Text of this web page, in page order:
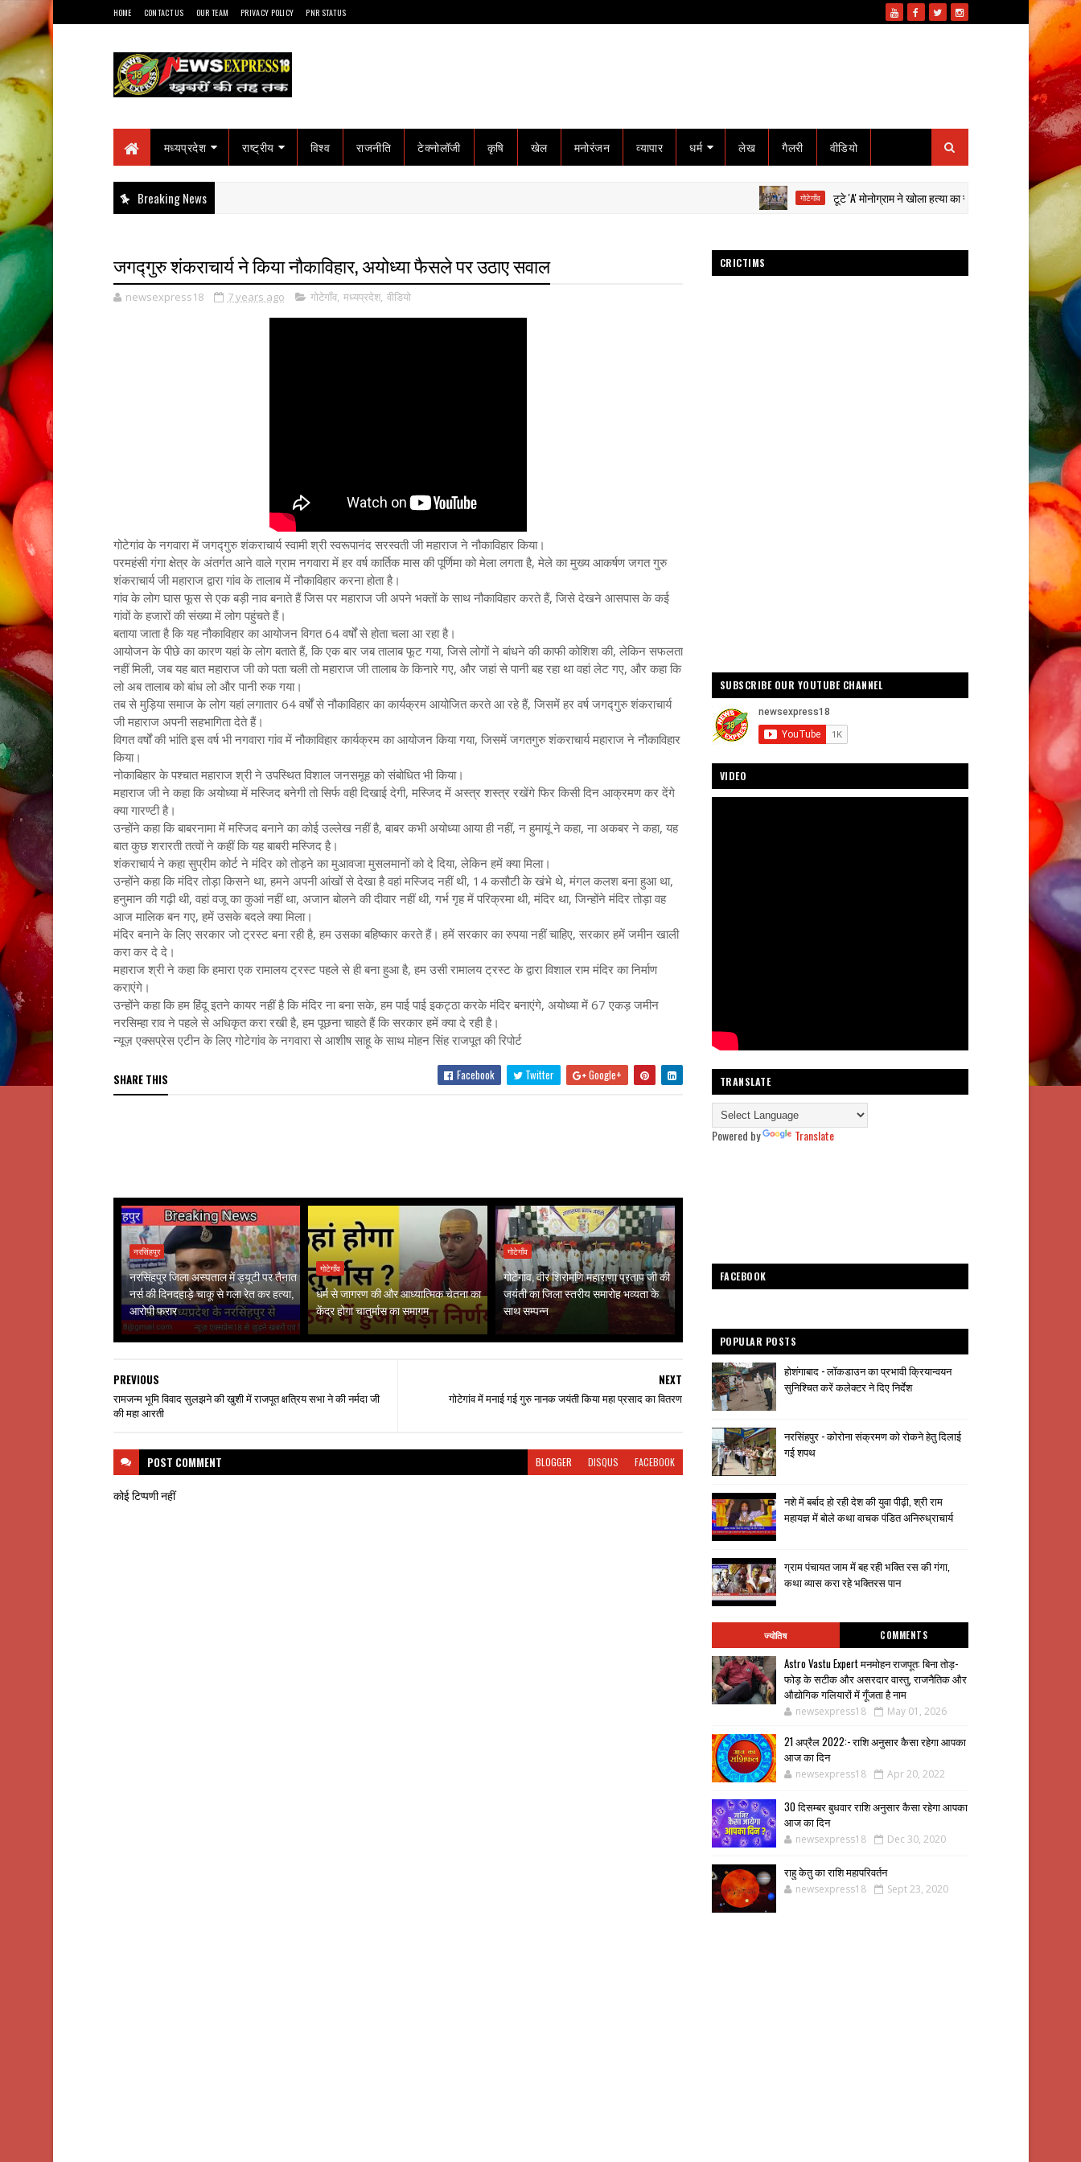
HOME CONTACT US OUR TEAM PRIVACY POLICY PNR STATUS
मध्यप्रदेश राष्ट्रीय विश्व राजनीति टेक्नोलॉजी कृषि खेल मनोरंजन व्यापार धर्म लेख गैलरी वीडियो
Breaking News गोटेगाँव टूटे 'A' मोनोग्राम ने खोला हत्या का राज: हाईवा से कुचलकर सड़क हादसा
जगद्गुरु शंकराचार्य ने किया नौकाविहार, अयोध्या फैसले पर उठाए सवाल
newsexpress18 7 years ago गोटेगाँव, मध्यप्रदेश, वीडियो
गोटेगांव के नगवारा में जगद्गुरु शंकराचार्य स्वामी श्री स्वरूपानंद सरस्वती जी महाराज ने नौकाविहार किया।
परमहंसी गंगा क्षेत्र के अंतर्गत आने वाले ग्राम नगवारा में हर वर्ष कार्तिक मास की पूर्णिमा को मेला लगता है, मेले का मुख्य आकर्षण जगत गुरु
शंकराचार्य जी महाराज द्वारा गांव के तालाब में नौकाविहार करना होता है।
गांव के लोग घास फूस से एक बड़ी नाव बनाते हैं जिस पर महाराज जी अपने भक्तों के साथ नौकाविहार करते हैं, जिसे देखने आसपास के कई
गांवों के हजारों की संख्या में लोग पहुंचते हैं।
बताया जाता है कि यह नौकाविहार का आयोजन विगत 64 वर्षों से होता चला आ रहा है।
आयोजन के पीछे का कारण यहां के लोग बताते हैं, कि एक बार जब तालाब फूट गया, जिसे लोगों ने बांधने की काफी कोशिश की, लेकिन सफलता
नहीं मिली, जब यह बात महाराज जी को पता चली तो महाराज जी तालाब के किनारे गए, और जहां से पानी बह रहा था वहां लेट गए, और कहा कि
लो अब तालाब को बांध लो और पानी रुक गया।
तब से मुड़िया समाज के लोग यहां लगातार 64 वर्षों से नौकाविहार का कार्यक्रम आयोजित करते आ रहे हैं, जिसमें हर वर्ष जगद्गुरु शंकराचार्य
जी महाराज अपनी सहभागिता देते हैं।
विगत वर्षों की भांति इस वर्ष भी नगवारा गांव में नौकाविहार कार्यक्रम का आयोजन किया गया, जिसमें जगतगुरु शंकराचार्य महाराज ने नौकाविहार
किया।
नोकाबिहार के पश्चात महाराज श्री ने उपस्थित विशाल जनसमूह को संबोधित भी किया।
महाराज जी ने कहा कि अयोध्या में मस्जिद बनेगी तो सिर्फ वही दिखाई देगी, मस्जिद में अस्त्र शस्त्र रखेंगे फिर किसी दिन आक्रमण कर देंगे
क्या गारण्टी है।
उन्होंने कहा कि बाबरनामा में मस्जिद बनाने का कोई उल्लेख नहीं है, बाबर कभी अयोध्या आया ही नहीं, न हुमायूं ने कहा, ना अकबर ने कहा, यह
बात कुछ शरारती तत्वों ने कहीं कि यह बाबरी मस्जिद है।
शंकराचार्य ने कहा सुप्रीम कोर्ट ने मंदिर को तोड़ने का मुआवजा मुसलमानों को दे दिया, लेकिन हमें क्या मिला।
उन्होंने कहा कि मंदिर तोड़ा किसने था, हमने अपनी आंखों से देखा है वहां मस्जिद नहीं थी, 14 कसौटी के खंभे थे, मंगल कलश बना हुआ था,
हनुमान की गढ़ी थी, वहां वजू का कुआं नहीं था, अजान बोलने की दीवार नहीं थी, गर्भ गृह में परिक्रमा थी, मंदिर था, जिन्होंने मंदिर तोड़ा वह
आज मालिक बन गए, हमें उसके बदले क्या मिला।
मंदिर बनाने के लिए सरकार जो ट्रस्ट बना रही है, हम उसका बहिष्कार करते हैं। हमें सरकार का रुपया नहीं चाहिए, सरकार हमें जमीन खाली
करा कर दे दे।
महाराज श्री ने कहा कि हमारा एक रामालय ट्रस्ट पहले से ही बना हुआ है, हम उसी रामालय ट्रस्ट के द्वारा विशाल राम मंदिर का निर्माण
कराएंगे।
उन्होंने कहा कि हम हिंदू इतने कायर नहीं है कि मंदिर ना बना सके, हम पाई पाई इकट्ठा करके मंदिर बनाएंगे, अयोध्या में 67 एकड़ जमीन
नरसिम्हा राव ने पहले से अधिकृत करा रखी है, हम पूछना चाहते हैं कि सरकार हमें क्या दे रही है।
न्यूज़ एक्सप्रेस एटीन के लिए गोटेगांव के नगवारा से आशीष साहू के साथ मोहन सिंह राजपूत की रिपोर्ट
SHARE THIS Facebook Twitter Google+
नरसिंहपुर
नरसिंहपुर जिला अस्पताल में ड्यूटी पर तैनात
नर्स की दिनदहाड़े चाकू से गला रेत कर हत्या,
आरोपी फरार
गोटेगाँव
धर्म से जागरण की और आध्यात्मिक चेतना का
केंद्र होगा चातुर्मास का समागम
गोटेगाँव
गोटेगांव, वीर शिरोमणि महाराणा प्रताप जी की
जयंती का जिला स्तरीय समारोह भव्यता के
साथ सम्पन्न
NEXT
गोटेगांव में मनाई गई गुरु नानक जयंती किया महा प्रसाद का वितरण
PREVIOUS
रामजन्म भूमि विवाद सुलझने की खुशी में राजपूत क्षत्रिय सभा ने की नर्मदा जी
की महा आरती
POST COMMENT BLOGGER DISQUS FACEBOOK
कोई टिप्पणी नहीं
CRICTIMS
SUBSCRIBE OUR YOUTUBE CHANNEL
VIDEO
TRANSLATE
Powered by Translate
FACEBOOK
POPULAR POSTS
होशंगाबाद - लॉकडाउन का प्रभावी क्रियान्वयन
सुनिश्चित करें कलेक्टर ने दिए निर्देश
नरसिंहपुर - कोरोना संक्रमण को रोकने हेतु दिलाई
गई शपथ
नशे में बर्बाद हो रही देश की युवा पीढ़ी, श्री राम
महायज्ञ में बोले कथा वाचक पंडित अनिरुध्राचार्य
ग्राम पंचायत जाम में बह रही भक्ति रस की गंगा,
कथा व्यास करा रहे भक्तिरस पान
ज्योतिष COMMENTS
Astro Vastu Expert मनमोहन राजपूत: बिना तोड़-
फोड़ के सटीक और असरदार वास्तु, राजनैतिक और
औद्योगिक गलियारों में गूँजता है नाम
newsexpress18 May 01, 2026
21 अप्रैल 2022:- राशि अनुसार कैसा रहेगा आपका
आज का दिन
newsexpress18 Apr 20, 2022
30 दिसम्बर बुधवार राशि अनुसार कैसा रहेगा आपका
आज का दिन
newsexpress18 Dec 30, 2020
राहु केतु का राशि महापरिवर्तन
newsexpress18 Sept 23, 2020